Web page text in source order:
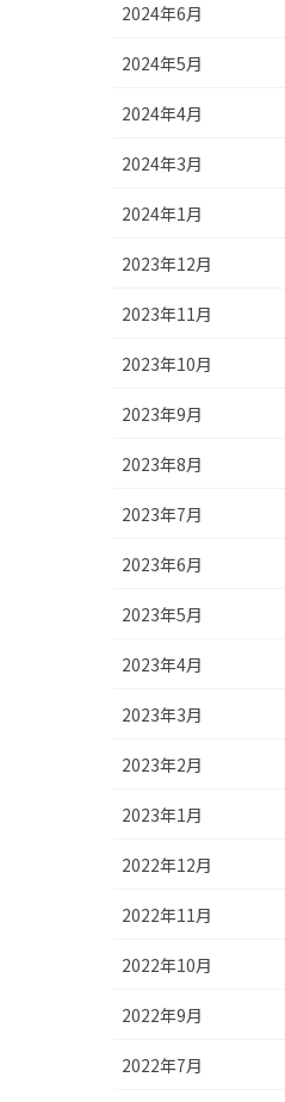
2024年6月
2024年5月
2024年4月
2024年3月
2024年1月
2023年12月
2023年11月
2023年10月
2023年9月
2023年8月
2023年7月
2023年6月
2023年5月
2023年4月
2023年3月
2023年2月
2023年1月
2022年12月
2022年11月
2022年10月
2022年9月
2022年7月